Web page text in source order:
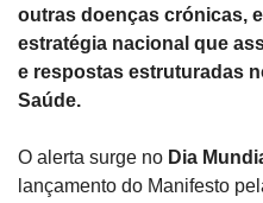
outras doenças crónicas,
estratégia nacional que
e respostas estruturadas
Saúde.
O alerta surge no Dia
lançamento do Manifesto